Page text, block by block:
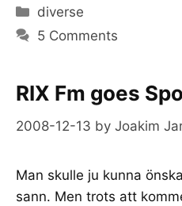
Categories
diverse
5 Comments
RIX Fm goes
2008-12-13 by Joakim
Man skulle ju kunna
sann. Men trots att